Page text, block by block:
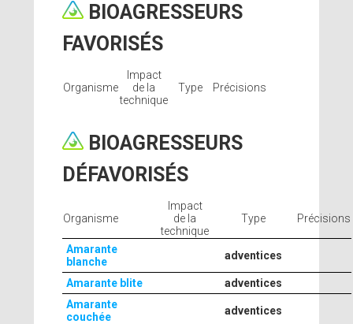
BIOAGRESSEURS
FAVORISÉS
Organisme
Impact
de la
technique
Type Précisions
BIOAGRESSEURS
DÉFAVORISÉS
Organisme
Impact
de la
technique
Type Précisions
Amarante
blanche
adventices
Amarante blite
adventices
Amarante
couchée
adventices